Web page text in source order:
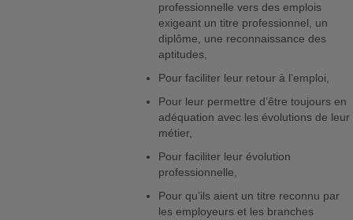
professionnelle vers des emplois
exigeant un titre professionnel, un
diplôme, une reconnaissance des
aptitudes,
Pour faciliter leur retour à l’emploi,
Pour leur permettre d’être toujours en
adéquation avec les évolutions de leur
métier,
Pour faciliter leur évolution
professionnelle,
Pour qu’ils aient un titre reconnu par
les employeurs et les branches